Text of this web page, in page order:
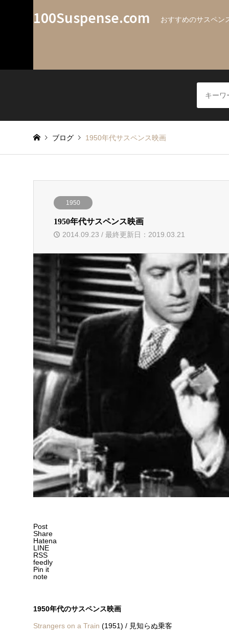
100Suspense.com おすすめのサスペン
ブログ 1950年代サスペンス映画
1950
1950年代サスペンス映画
2014.09.23 / 最終更新日：2019.03.21
Post
Share
Hatena
LINE
RSS
feedly
Pin it
note
1950年代のサスペンス映画
Strangers on a Train (1951) / 見知らぬ乗客